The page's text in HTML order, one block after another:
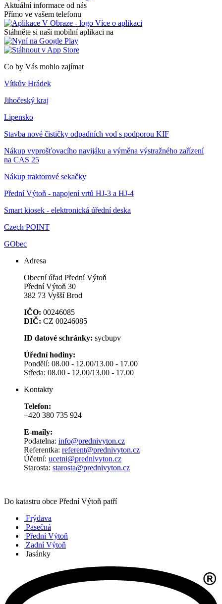
Aktuální informace od nás
Přímo ve vašem telefonu
Více o aplikaci
Stáhněte si naši mobilní aplikaci na
Co by Vás mohlo zajímat
Vítkův Hrádek
Jihočeský kraj
Lipensko
Stavba nové čističky odpadních vod s podporou KIF
Nákup vyprošťovacího navijáku a výměna výstražného zařízení
na CAS 25
Nákup traktorové sekačky
Přední Výtoň - napojení vrtů HJ-3 a HJ-4
Smart kiosek - elektronická úřední deska
Czech POINT
GObec
Adresa
Obecní úřad Přední Výtoň
Přední Výtoň 30
382 73 Vyšší Brod
IČO: 00246085
DIČ: CZ 00246085
ID datové schránky: sycbupv
Úřední hodiny:
Pondělí: 08.00 - 12.00/13.00 - 17.00
Středa: 08.00 - 12.00/13.00 - 17.00
Kontakty
Telefon:
+420 380 735 924
E-maily:
Podatelna: info@prednivyton.cz
Referentka: referent@prednivyton.cz
Účetní: ucetni@prednivyton.cz
Starosta: starosta@prednivyton.cz
Do katastru obce Přední Výtoň patří
Frýdava
Pasečná
Přední Výtoň
Zadní Výtoň
Jasánky